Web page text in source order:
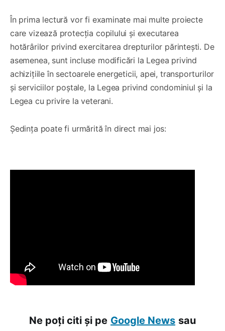
În prima lectură vor fi examinate mai multe proiecte
care vizează protecția copilului și executarea
hotărârilor privind exercitarea drepturilor părintești. De
asemenea, sunt incluse modificări la Legea privind
achizițiile în sectoarele energeticii, apei, transporturilor
și serviciilor poștale, la Legea privind condominiul și la
Legea cu privire la veterani.
Ședința poate fi urmărită în direct mai jos:
Ne poți citi și pe Google News sau